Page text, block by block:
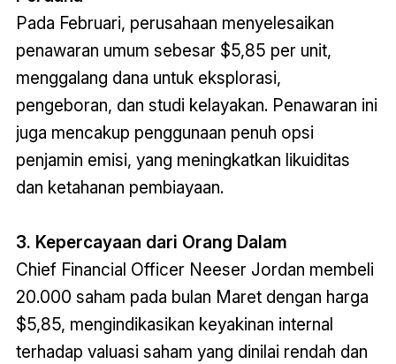
Pada Februari, perusahaan menyelesaikan
penawaran umum sebesar $5,85 per unit,
menggalang dana untuk eksplorasi,
pengeboran, dan studi kelayakan. Penawaran ini
juga mencakup penggunaan penuh opsi
penjamin emisi, yang meningkatkan likuiditas
dan ketahanan pembiayaan.
3. Kepercayaan dari Orang Dalam
Chief Financial Officer Neeser Jordan membeli
20.000 saham pada bulan Maret dengan harga
$5,85, mengindikasikan keyakinan internal
terhadap valuasi saham yang dinilai rendah dan